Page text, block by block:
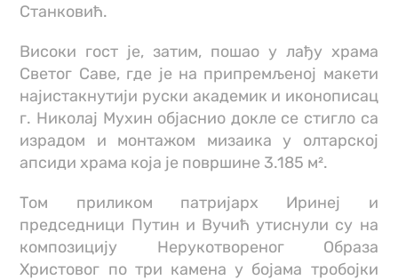
Станковић.
Високи гост је, затим, пошао у лађу храма
Светог Саве, где је на припремљеној макети
најистакнутији руски академик и иконописац
г. Николај Мухин објаснио докле се стигло са
израдом и монтажом мизаика у олтарској
апсиди храма која је површине 3.185 м².
Том приликом патријарх Иринеј и
председници Путин и Вучић утиснули су на
композицију Нерукотвореног Образа
Христовог по три камена у бојама тробојки